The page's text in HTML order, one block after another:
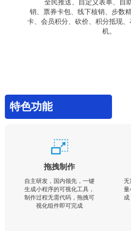
全民推送、自定义表单、自
销、票券卡包、线下核销、步数
卡、会员积分、砍价、积分抵现
机。
特色功能
拖拽制作
自主研发，国内领先，一键
生成小程序的可视化工具，
制作过程无需代码，拖拽可
视化组件即可完成
无
量